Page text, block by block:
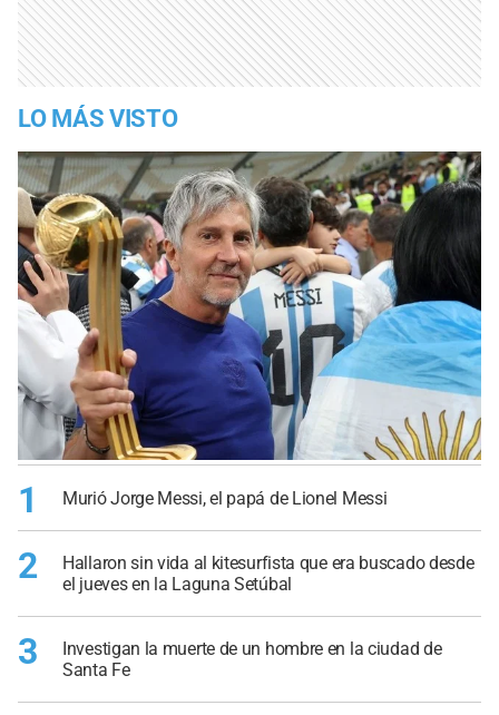
LO MÁS VISTO
1 Murió Jorge Messi, el papá de Lionel Messi
2
Hallaron sin vida al kitesurfista que era buscado desde
el jueves en la Laguna Setúbal
3
Investigan la muerte de un hombre en la ciudad de
Santa Fe